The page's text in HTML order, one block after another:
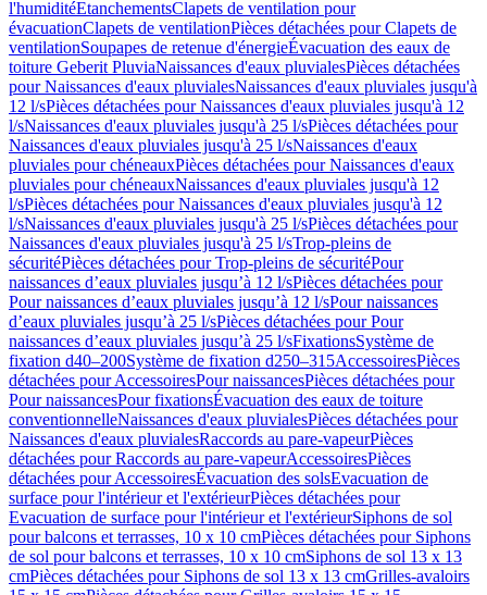
l'humiditéEtanchementsClapets de ventilation pour
évacuationClapets de ventilationPièces détachées pour Clapets de
ventilationSoupapes de retenue d'énergieÉvacuation des eaux de
toiture Geberit PluviaNaissances d'eaux pluvialesPièces détachées
pour Naissances d'eaux pluvialesNaissances d'eaux pluviales jusqu'à
12 l/sPièces détachées pour Naissances d'eaux pluviales jusqu'à 12
l/sNaissances d'eaux pluviales jusqu'à 25 l/sPièces détachées pour
Naissances d'eaux pluviales jusqu'à 25 l/sNaissances d'eaux
pluviales pour chéneauxPièces détachées pour Naissances d'eaux
pluviales pour chéneauxNaissances d'eaux pluviales jusqu'à 12
l/sPièces détachées pour Naissances d'eaux pluviales jusqu'à 12
l/sNaissances d'eaux pluviales jusqu'à 25 l/sPièces détachées pour
Naissances d'eaux pluviales jusqu'à 25 l/sTrop-pleins de
sécuritéPièces détachées pour Trop-pleins de sécuritéPour
naissances d’eaux pluviales jusqu’à 12 l/sPièces détachées pour
Pour naissances d’eaux pluviales jusqu’à 12 l/sPour naissances
d’eaux pluviales jusqu’à 25 l/sPièces détachées pour Pour
naissances d’eaux pluviales jusqu’à 25 l/sFixationsSystème de
fixation d40–200Système de fixation d250–315AccessoiresPièces
détachées pour AccessoiresPour naissancesPièces détachées pour
Pour naissancesPour fixationsÉvacuation des eaux de toiture
conventionnelleNaissances d'eaux pluvialesPièces détachées pour
Naissances d'eaux pluvialesRaccords au pare-vapeurPièces
détachées pour Raccords au pare-vapeurAccessoiresPièces
détachées pour AccessoiresÉvacuation des solsEvacuation de
surface pour l'intérieur et l'extérieurPièces détachées pour
Evacuation de surface pour l'intérieur et l'extérieurSiphons de sol
pour balcons et terrasses, 10 x 10 cmPièces détachées pour Siphons
de sol pour balcons et terrasses, 10 x 10 cmSiphons de sol 13 x 13
cmPièces détachées pour Siphons de sol 13 x 13 cmGrilles-avaloirs